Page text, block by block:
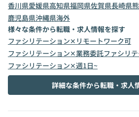
香川県愛媛県高知県福岡県佐賀県長崎県
鹿児島県沖縄県海外
様々な条件から転職・求人情報を探す
ファシリテーション✕リモートワーク可
ファシリテーション✕業務委託ファシリ
ファシリテーション✕週1日~
詳細な条件から転職・求人